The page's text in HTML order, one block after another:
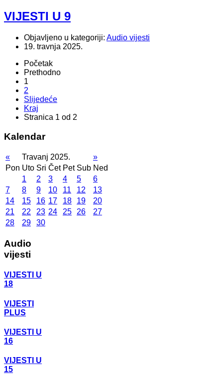
VIJESTI U 9
Objavljeno u kategoriji: Audio vijesti
19. travnja 2025.
Početak
Prethodno
1
2
Slijedeće
Kraj
Stranica 1 od 2
Kalendar
« Travanj 2025.
»
Pon Uto Sri Čet Pet Sub Ned
1
2 3 4 5
6
7
8 9 10 11 12
13
14
15 16 17 18 19
20
21
22 23 24 25 26
27
28
29 30
Audio
vijesti
VIJESTI U
18
VIJESTI
PLUS
VIJESTI U
16
VIJESTI U
15